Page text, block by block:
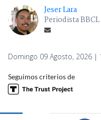
Jeser Lara
Periodista
Domingo 09 Agosto, 2026 |
Seguimos criterios de